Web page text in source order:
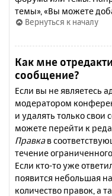
темы», «Вы можете
Вернуться к началу
Как мне
сообщение?
Если вы не являетесь
модератором
и удалять только
можете перейти к
Правкав
течение
Если кто-то уже
появится небольшая
количество правок, а